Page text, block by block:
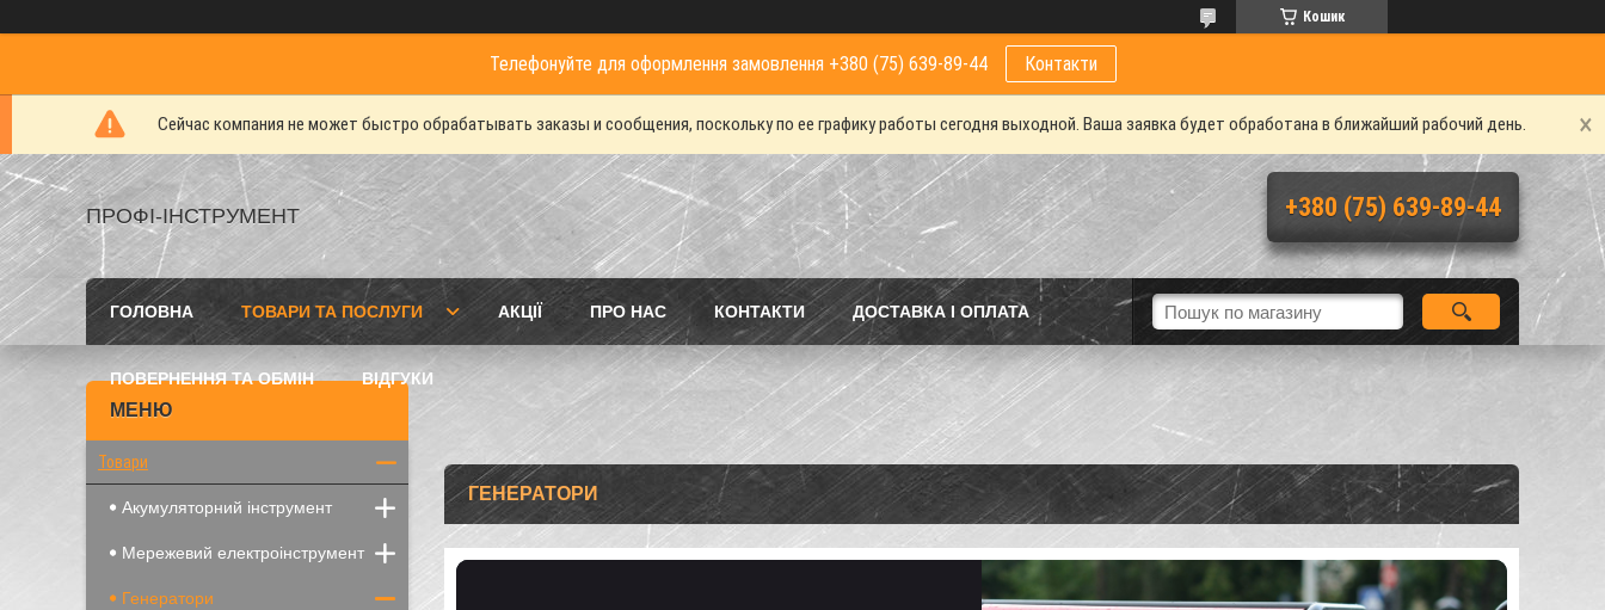
Кошик
Телефонуйте для оформлення замовлення +380 (75) 639-89-44 Контакти
Сейчас компания не может быстро обрабатывать заказы и сообщения, поскольку по ее графику работы сегодня выходной. Ваша заявка будет обработана в ближайший рабочий день.
ПРОФІ-ІНСТРУМЕНТ +380 (75) 639-89-44
ГОЛОВНА ТОВАРИ ТА ПОСЛУГИ АКЦІЇ ПРО НАС КОНТАКТИ ДОСТАВКА І ОПЛАТА
ПОВЕРНЕННЯ ТА ОБМІН ВІДГУКИ
ГЕНЕРАТОРИ
Товари
Акумуляторний інструмент
Мережевий електроінструмент
Генератори